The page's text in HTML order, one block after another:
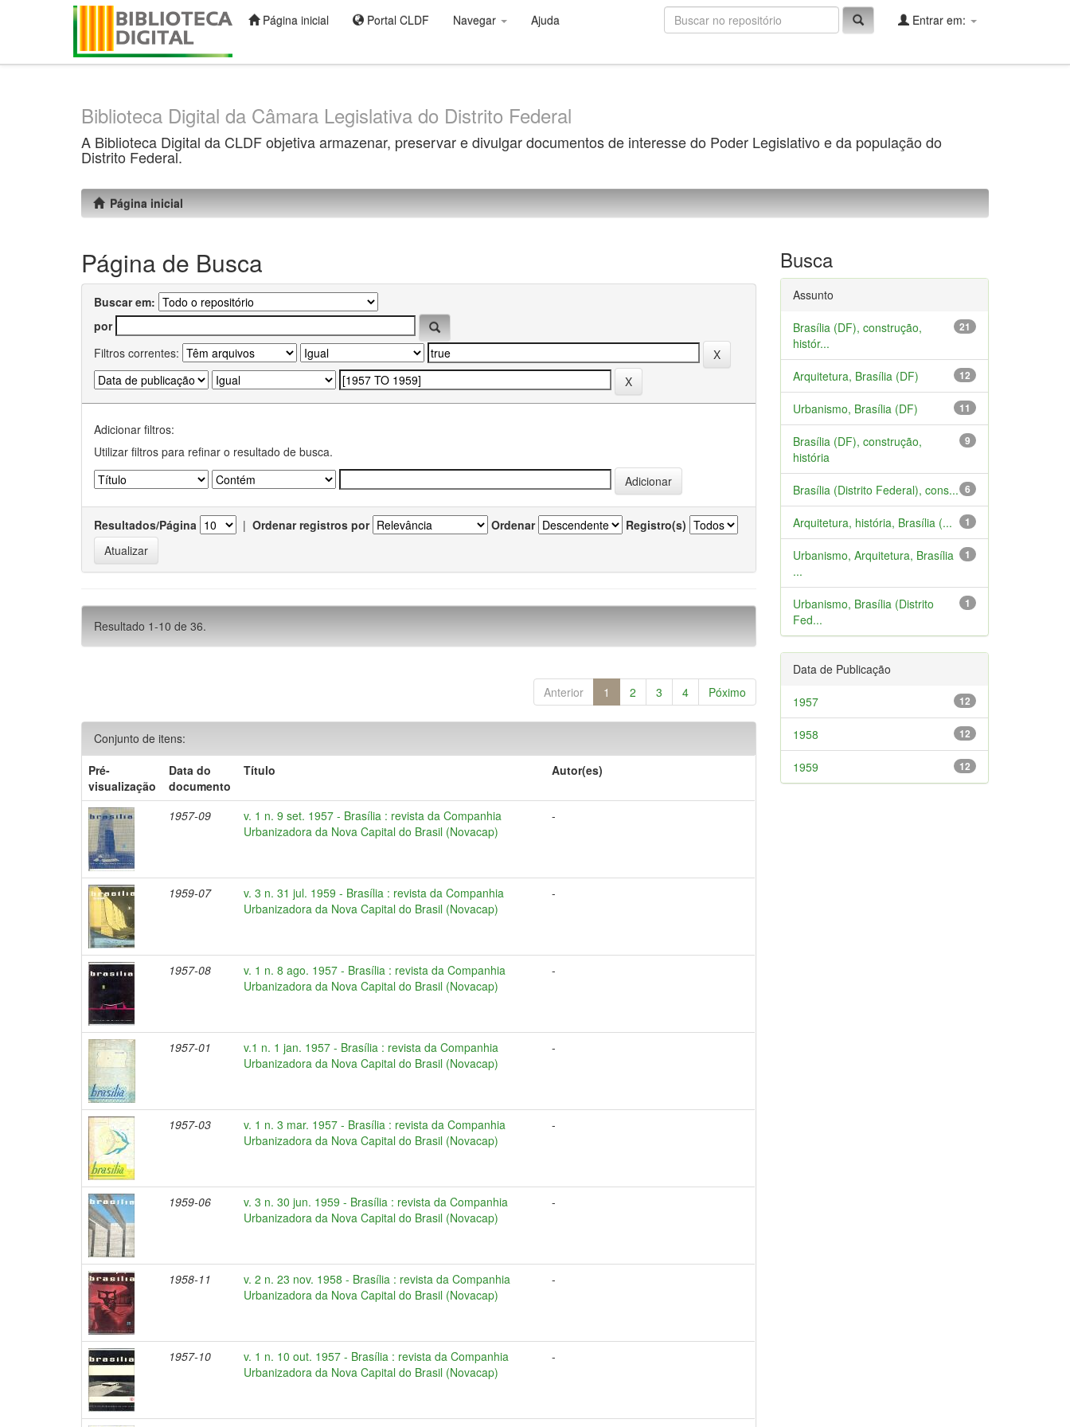
Página inicial Portal CLDF Navegar Ajuda Entrar em:
Biblioteca Digital da Câmara Legislativa do Distrito Federal
A Biblioteca Digital da CLDF objetiva armazenar, preservar e divulgar documentos de interesse do Poder Legislativo e da população do
Distrito Federal.
Página inicial
Página de Busca
Buscar em:
por
Filtros correntes:
Adicionar filtros:
Utilizar filtros para refinar o resultado de busca.
Resultados/Página | Ordenar registros por Ordenar Registro(s)
Resultado 1-10 de 36.
Anterior 1 2 3 4 Póximo
Conjunto de itens:
Pré-
visualização
Data do
documento
Título Autor(es)
1957-09
v. 1 n. 9 set. 1957 - Brasília : revista da Companhia
Urbanizadora da Nova Capital do Brasil (Novacap)
-
1959-07
v. 3 n. 31 jul. 1959 - Brasília : revista da Companhia
Urbanizadora da Nova Capital do Brasil (Novacap)
-
1957-08
v. 1 n. 8 ago. 1957 - Brasília : revista da Companhia
Urbanizadora da Nova Capital do Brasil (Novacap)
-
1957-01
v.1 n. 1 jan. 1957 - Brasília : revista da Companhia
Urbanizadora da Nova Capital do Brasil (Novacap)
-
1957-03
v. 1 n. 3 mar. 1957 - Brasília : revista da Companhia
Urbanizadora da Nova Capital do Brasil (Novacap)
-
1959-06
v. 3 n. 30 jun. 1959 - Brasília : revista da Companhia
Urbanizadora da Nova Capital do Brasil (Novacap)
-
1958-11
v. 2 n. 23 nov. 1958 - Brasília : revista da Companhia
Urbanizadora da Nova Capital do Brasil (Novacap)
-
1957-10
v. 1 n. 10 out. 1957 - Brasília : revista da Companhia
Urbanizadora da Nova Capital do Brasil (Novacap)
-
Busca
Assunto
21
Brasília (DF), construção,
histór...
12
Arquitetura, Brasília (DF)
11
Urbanismo, Brasília (DF)
9
Brasília (DF), construção,
história
6
Brasília (Distrito Federal), cons...
1
Arquitetura, história, Brasília (...
1
Urbanismo, Arquitetura, Brasília
...
1
Urbanismo, Brasília (Distrito
Fed...
Data de Publicação
12
1957
12
1958
12
1959